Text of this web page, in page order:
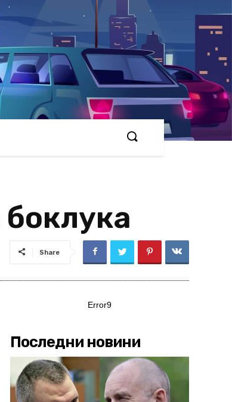
Share
Error9
Последни новини